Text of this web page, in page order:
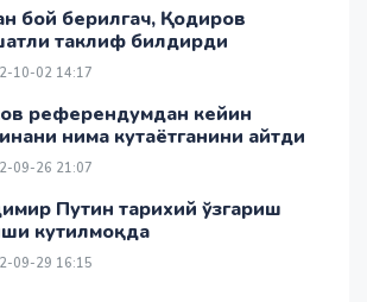
бой берилгач, Қодиров
таклиф билдирди
10-02 14:17
референдумдан кейин
нима кутаётганини айтди
09-26 21:07
Путин тарихий ўзгариш
кутилмоқда
09-29 16:15